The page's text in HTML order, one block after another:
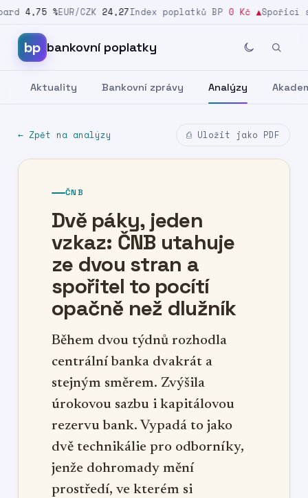
4,75 %EUR/CZK 24,27Index poplatků BP 0 Kč ▲Spořicí
Přeskočit na obsah
bp bankovní poplatky
Aktuality Bankovní zprávy Analýzy
← Zpět na analýzy ⎙ Uložit jako PDF
ČNB
Dvě páky, jeden
vzkaz: ČNB utahuje
ze dvou stran a
spořitel to pocítí
opačně než dlužník
Během dvou týdnů rozhodla
centrální banka dvakrát a
stejným směrem. Zvýšila
úrokovou sazbu i kapitálovou
rezervu bank. Vypadá to jako
dvě technikálie pro odborníky,
jenže dohromady mění
prostředí, ve kterém si